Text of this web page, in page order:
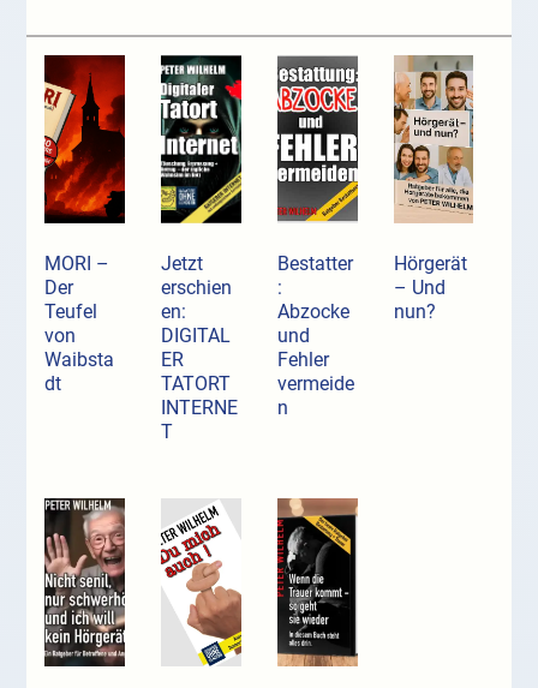
MORI –
Der
Teufel
von
Waibsta
dt
Jetzt
erschien
en:
DIGITAL
ER
TATORT
INTERNE
T
Bestatter
:
Abzocke
und
Fehler
vermeide
n
Hörgerät
– Und
nun?